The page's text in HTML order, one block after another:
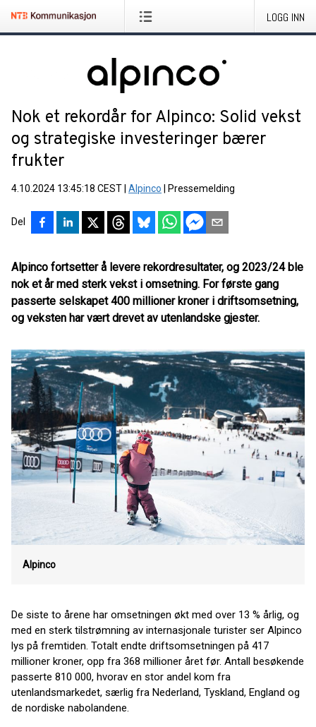
LOGG INN
Nok et rekordår for Alpinco: Solid vekst
og strategiske investeringer bærer
frukter
4.10.2024 13:45:18 CEST Alpinco Pressemelding
Del
Alpinco fortsetter å levere rekordresultater, og 2023/24 ble
nok et år med sterk vekst i omsetning. For første gang
passerte selskapet 400 millioner kroner i driftsomsetning,
og veksten har vært drevet av utenlandske gjester.
Alpinco
De siste to årene har omsetningen økt med over 13 % årlig, og
med en sterk tilstrømning av internasjonale turister ser Alpinco
lys på fremtiden. Totalt endte driftsomsetningen på 417
millioner kroner, opp fra 368 millioner året før. Antall besøkende
passerte 810 000, hvorav en stor andel kom fra
utenlandsmarkedet, særlig fra Nederland, Tyskland, England og
de nordiske nabolandene.